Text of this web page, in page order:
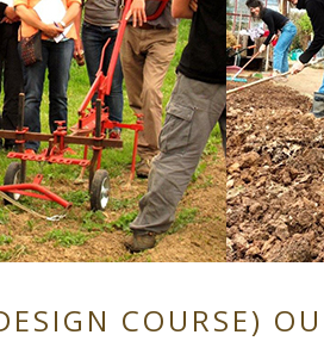
COURSE)